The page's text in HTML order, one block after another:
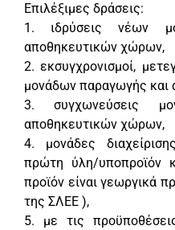
Επιλέξιμες δράσεις:
1. ιδρύσεις νέων
αποθηκευτικών χώρων,
2. εκσυγχρονισμοί,
μονάδων παραγωγής
3. συγχωνεύσεις
αποθηκευτικών χώρων,
4. μονάδες
πρώτη ύλη/υποπροϊόν
προϊόν είναι γεωργικά
της ΣΛΕΕ ),
5. με τις